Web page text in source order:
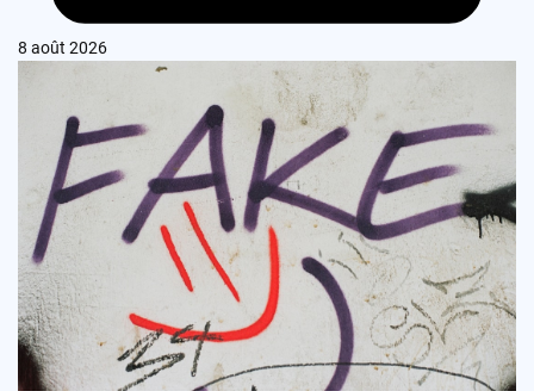
8 août 2026